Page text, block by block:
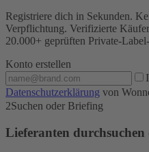
Registriere dich in Sekunden.
Verpflichtung. Verifizierte
20.000+ geprüften Private-
Konto erstellen
Datenschutzerklärung von
2Suchen oder Briefing
Lieferanten durchsuchen